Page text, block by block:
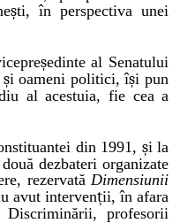
ști, în perspectiva unei
ședinte al Senatului
și oameni politici,își pun
al acestuia, fie cea a
din 1991, și la
dezbateri organizate
rezervată Dimensiunii
avut intervenții,în afara
Discriminării, profesorii